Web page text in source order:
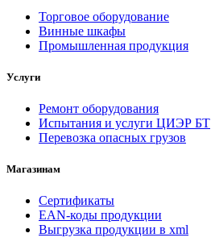
Торговое оборудование
Винные шкафы
Промышленная продукция
Услуги
Ремонт оборудования
Испытания и услуги ЦИЭР БТ
Перевозка опасных грузов
Магазинам
Сертификаты
EAN-коды продукции
Выгрузка продукции в xml